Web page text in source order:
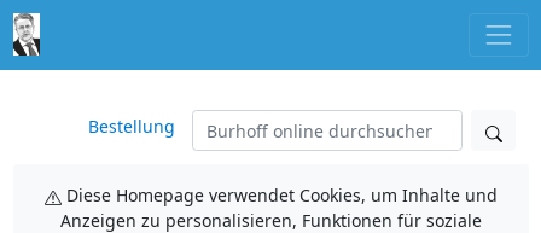
Bestellung
Diese Homepage verwendet Cookies, um Inhalte und
Anzeigen zu personalisieren, Funktionen für soziale